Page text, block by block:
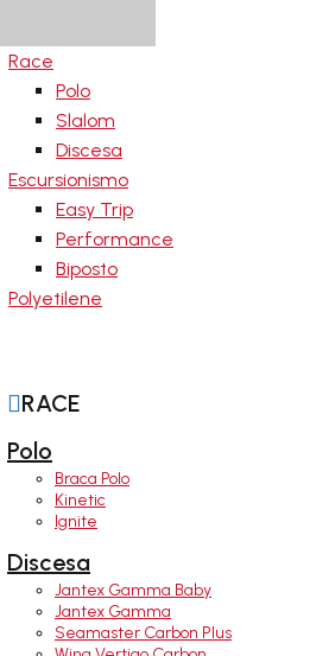
Race
Polo
Slalom
Discesa
Escursionismo
Easy Trip
Performance
Biposto
Polyetilene
RACE
Polo
Braca Polo
Kinetic
Ignite
Discesa
Jantex Gamma Baby
Jantex Gamma
Seamaster Carbon Plus